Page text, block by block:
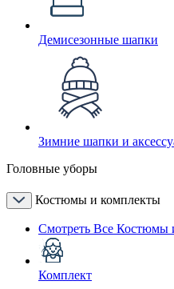
Демисезонные шапки
Зимние шапки и
Головные уборы
Костюмы и комплекты
Смотреть Все Костюмы
Комплект